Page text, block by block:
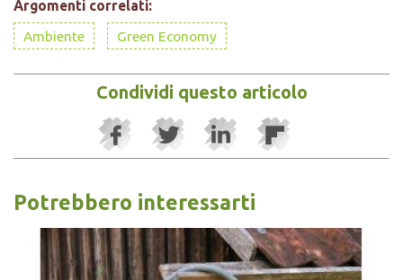
Argomenti correlati:
Ambiente
Green Economy
Condividi questo articolo
Potrebbero interessarti